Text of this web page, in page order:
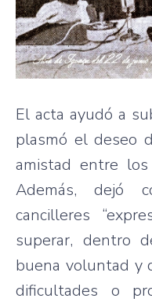
El acta ayudó a
plasmó el deseo
amistad entre los
Además, dejó
cancilleres
superar, dentro
buena voluntad y
dificultades o